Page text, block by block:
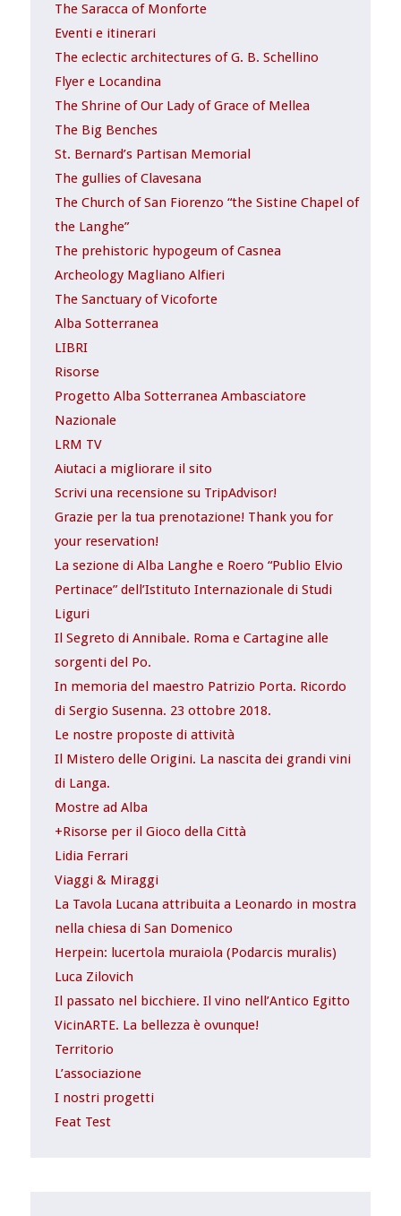
The Saracca of Monforte
Eventi e itinerari
The eclectic architectures of G. B. Schellino
Flyer e Locandina
The Shrine of Our Lady of Grace of Mellea
The Big Benches
St. Bernard’s Partisan Memorial
The gullies of Clavesana
The Church of San Fiorenzo “the Sistine Chapel of
the Langhe”
The prehistoric hypogeum of Casnea
Archeology Magliano Alfieri
The Sanctuary of Vicoforte
Alba Sotterranea
LIBRI
Risorse
Progetto Alba Sotterranea Ambasciatore
Nazionale
LRM TV
Aiutaci a migliorare il sito
Scrivi una recensione su TripAdvisor!
Grazie per la tua prenotazione! Thank you for
your reservation!
La sezione di Alba Langhe e Roero “Publio Elvio
Pertinace” dell’Istituto Internazionale di Studi
Liguri
Il Segreto di Annibale. Roma e Cartagine alle
sorgenti del Po.
In memoria del maestro Patrizio Porta. Ricordo
di Sergio Susenna. 23 ottobre 2018.
Le nostre proposte di attività
Il Mistero delle Origini. La nascita dei grandi vini
di Langa.
Mostre ad Alba
+Risorse per il Gioco della Città
Lidia Ferrari
Viaggi & Miraggi
La Tavola Lucana attribuita a Leonardo in mostra
nella chiesa di San Domenico
Herpein: lucertola muraiola (Podarcis muralis)
Luca Zilovich
Il passato nel bicchiere. Il vino nell’Antico Egitto
VicinARTE. La bellezza è ovunque!
Territorio
L’associazione
I nostri progetti
Feat Test